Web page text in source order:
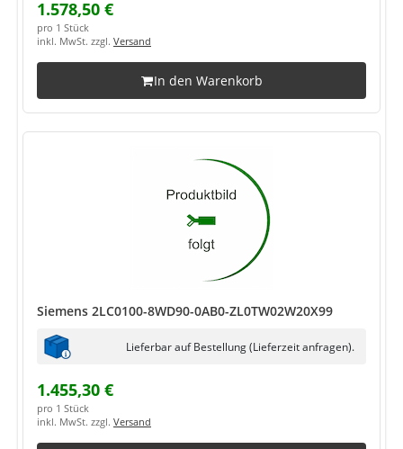
1.578,50 €
pro 1 Stück
inkl. MwSt. zzgl. Versand
In den Warenkorb
Siemens 2LC0100-8WD90-0AB0-ZL0TW02W20X99
Lieferbar auf Bestellung (Lieferzeit anfragen).
1.455,30 €
pro 1 Stück
inkl. MwSt. zzgl. Versand